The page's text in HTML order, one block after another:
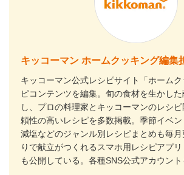
キッコーマン ホームクッキング編集
キッコーマン公式レシピサイト「ホーム
ピコンテンツを編集。旬の食材を生かし
し、プロの料理家とキッコーマンのレシ
頼性の高いレシピを多数掲載。季節イベン
減塩などのジャンル別レシピまとめも毎月
りで献立がつくれるスマホ用レシピアプリ
も公開している。各種SNS公式アカウント